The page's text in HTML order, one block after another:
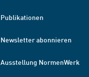
Publikationen
Newsletter abonnieren
Ausstellung NormenWerk